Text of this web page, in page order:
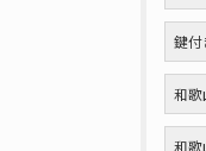
鍵付
和歌
和歌